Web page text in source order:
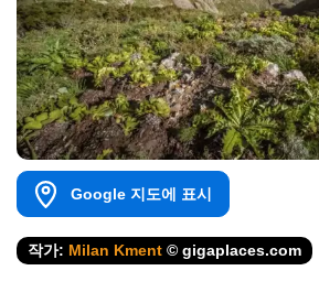
Google 지도에 표시
작가: Milan Kment © gigaplaces.com